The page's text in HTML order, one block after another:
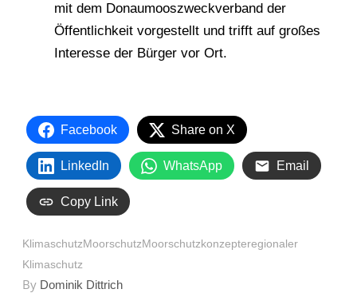
mit dem Donaumooszweckverband der
Öffentlichkeit vorgestellt und trifft auf großes
Interesse der Bürger vor Ort.
Facebook Share on X
LinkedIn WhatsApp Email
Copy Link
KlimaschutzMoorschutzMoorschutzkonzepteregionaler
Klimaschutz
By Dominik Dittrich